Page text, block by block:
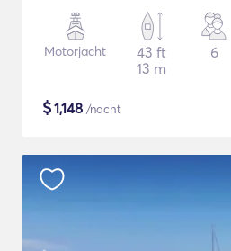
Motorjacht
43 ft
13 m
6
$1,148 /nacht